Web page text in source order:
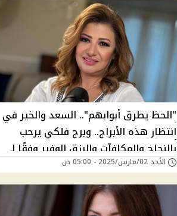
"الحظ يطرق أبوابهم".. السعد والخير في
انتظار هذه الأبراج.. وبرج فلكي يرحب
بالنجاح والمكافآت والرزق الوفير وفقًا لـ
توقعات عبير فؤاد 2025
الأحد 02/مارس/2025 - 05:00 ص